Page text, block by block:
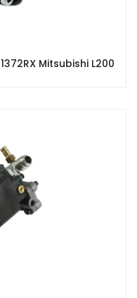
Mitsubishi L200